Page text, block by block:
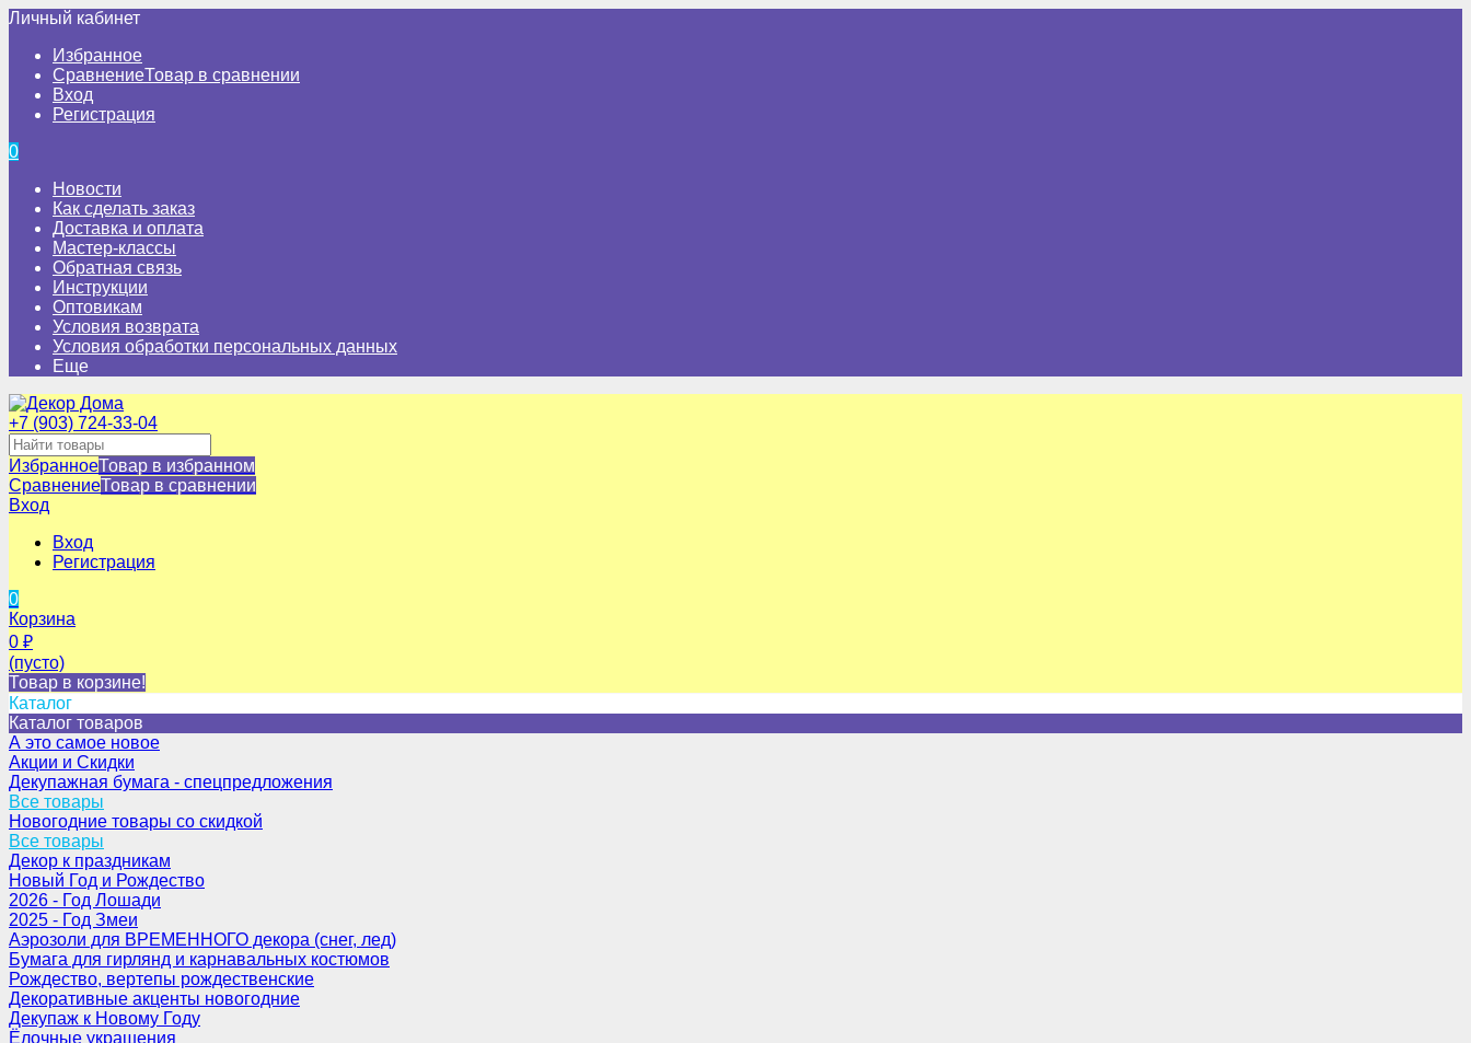
Личный кабинет
Избранное
СравнениеТовар в сравнении
Вход
Регистрация
0
Новости
Как сделать заказ
Доставка и оплата
Мастер-классы
Обратная связь
Инструкции
Оптовикам
Условия возврата
Условия обработки персональных данных
Еще
+7 (903) 724-33-04
ИзбранноеТовар в избранном
СравнениеТовар в сравнении
Вход
Вход
Регистрация
0
Корзина
0 ₽
(пусто)
Товар в корзине!
Каталог
Каталог товаров
А это самое новое
Акции и Скидки
Декупажная бумага - спецпредложения
Все товары
Новогодние товары со скидкой
Все товары
Декор к праздникам
Новый Год и Рождество
2026 - Год Лошади
2025 - Год Змеи
Аэрозоли для ВРЕМЕННОГО декора (снег, лед)
Бумага для гирлянд и карнавальных костюмов
Рождество, вертепы рождественские
Декоративные акценты новогодние
Декупаж к Новому Году
Ёлочные украшения